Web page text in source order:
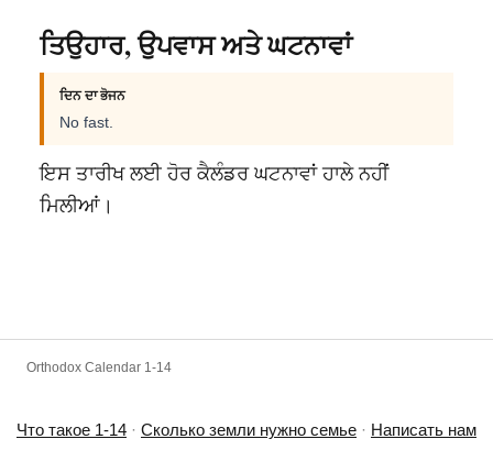
ਤਿਉਹਾਰ, ਉਪਵਾਸ ਅਤੇ ਘਟਨਾਵਾਂ
ਦਿਨ ਦਾ ਭੋਜਨ
No fast.
ਇਸ ਤਾਰੀਖ ਲਈ ਹੋਰ ਕੈਲੰਡਰ ਘਟਨਾਵਾਂ ਹਾਲੇ ਨਹੀਂ
ਮਿਲੀਆਂ।
Orthodox Calendar 1-14
Что такое 1-14 · Сколько земли нужно семье · Написать нам